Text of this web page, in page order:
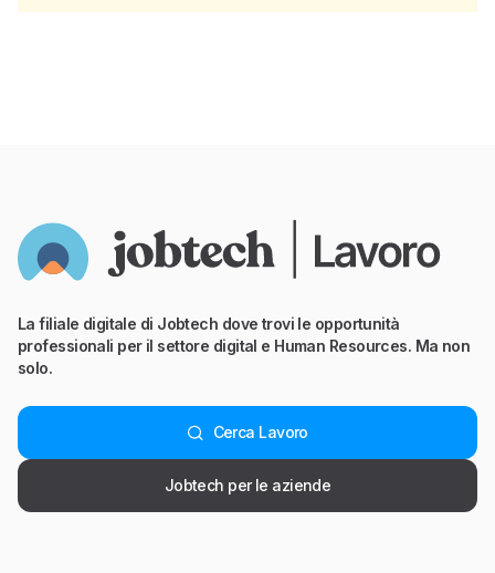
La filiale digitale di Jobtech dove trovi le opportunità
professionali per il settore digital e Human Resources. Ma non
solo.
Cerca Lavoro
Jobtech per le aziende